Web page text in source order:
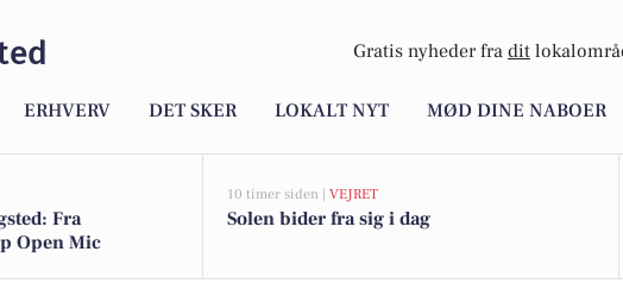
Gratis nyheder fra dit
ERHVERV DET SKER LOKALT NYT MØD DINE NABOER
Fra
Open Mic
10 timer siden | VEJRET
Solen bider fra sig i dag